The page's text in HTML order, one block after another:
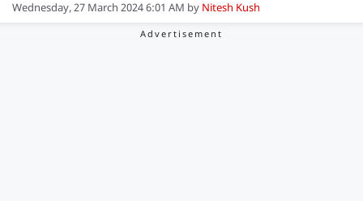
Wednesday, 27 March 2024 6:01 AM by Nitesh Kush